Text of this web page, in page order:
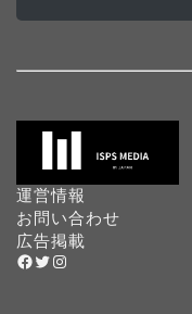
運営情報
お問い合わせ
広告掲載
Facebook Twitter Instagram